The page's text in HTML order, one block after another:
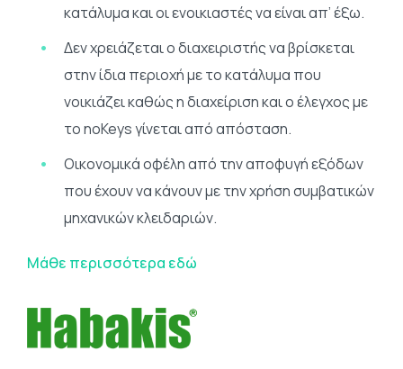
κατάλυμα και οι ενοικιαστές να είναι απ’ έξω.
Δεν χρειάζεται ο διαχειριστής να βρίσκεται
στην ίδια περιοχή με το κατάλυμα που
νοικιάζει καθώς η διαχείριση και ο έλεγχος με
το noKeys γίνεται από απόσταση.
Οικονομικά οφέλη από την αποφυγή εξόδων
που έχουν να κάνουν με την χρήση συμβατικών
μηχανικών κλειδαριών.
Μάθε περισσότερα εδώ